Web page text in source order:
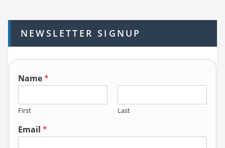
h
f
o
NEWSLETTER SIGNUP
Name*
First Last
Email *